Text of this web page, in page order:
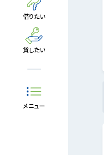
借りたい
貸したい
メニュー